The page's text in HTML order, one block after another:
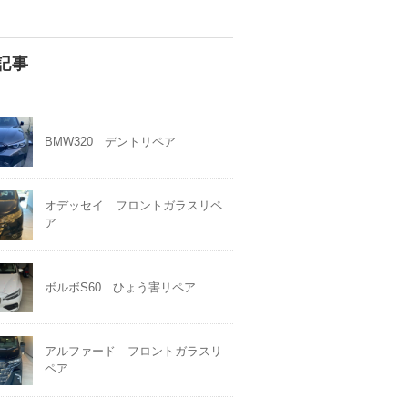
事
BMW320 デントリペア
オデッセイ フロントガラスリペ
ア
ボルボS60 ひょう害リペア
アルファード フロントガラスリ
ペア